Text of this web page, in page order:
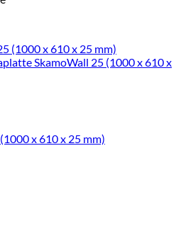
x 610 x 25 mm)